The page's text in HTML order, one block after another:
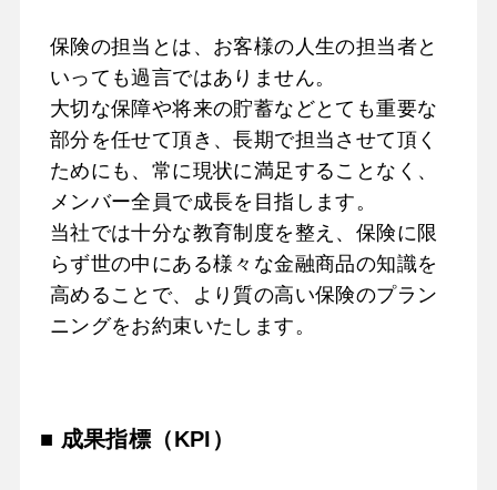
保険の担当とは、お客様の人生の担当者と
いっても過言ではありません。
大切な保障や将来の貯蓄などとても重要な
部分を任せて頂き、長期で担当させて頂く
ためにも、常に現状に満足することなく、
メンバー全員で成長を目指します。
当社では十分な教育制度を整え、保険に限
らず世の中にある様々な金融商品の知識を
高めることで、より質の高い保険のプラン
ニングをお約束いたします。
■ 成果指標（KPI）